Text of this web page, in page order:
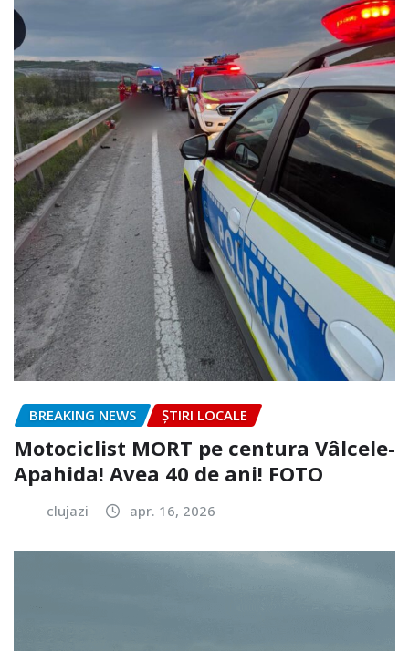
BREAKING NEWS ȘTIRI LOCALE
Motociclist MORT pe centura Vâlcele-
Apahida! Avea 40 de ani! FOTO
clujazi apr. 16, 2026